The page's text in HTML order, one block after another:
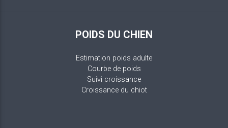
POIDS DU CHIEN
Estimation poids adulte
Courbe de poids
Suivi croissance
Croissance du chiot